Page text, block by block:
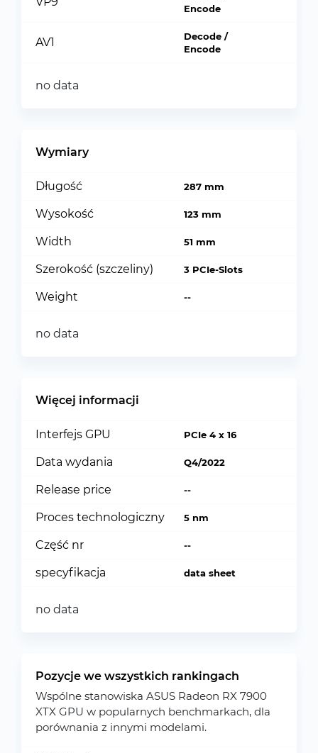
Encode
AV1
Decode /
Encode
no data
Wymiary
Długość 287 mm
Wysokość 123 mm
Width 51 mm
Szerokość (szczeliny) 3 PCIe-Slots
Weight --
no data
Więcej informacji
Interfejs GPU PCIe 4 x 16
Data wydania Q4/2022
Release price --
Proces technologiczny 5 nm
Część nr --
specyfikacja data sheet
no data
Pozycje we wszystkich rankingach
Wspólne stanowiska ASUS Radeon RX 7900
XTX GPU w popularnych benchmarkach, dla
porównania z innymi modelami.